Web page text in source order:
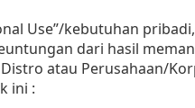
Use”/kebutuhan
dari hasil
atau Perusahaan/
ini :